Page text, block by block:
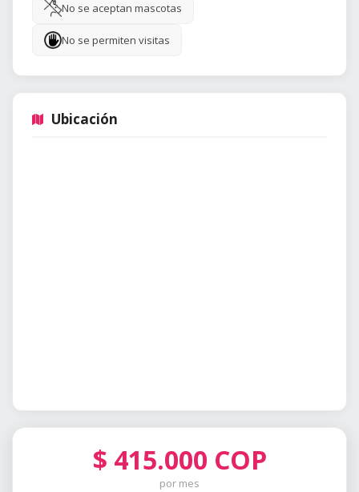
No se aceptan mascotas
No se permiten visitas
Ubicación
$ 415.000 COP
por mes